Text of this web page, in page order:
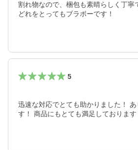
割れ物なので、梱包も素晴らしく丁寧
どれをとってもブラボーです！
5
迅速な対応でとても助かりました！ あ